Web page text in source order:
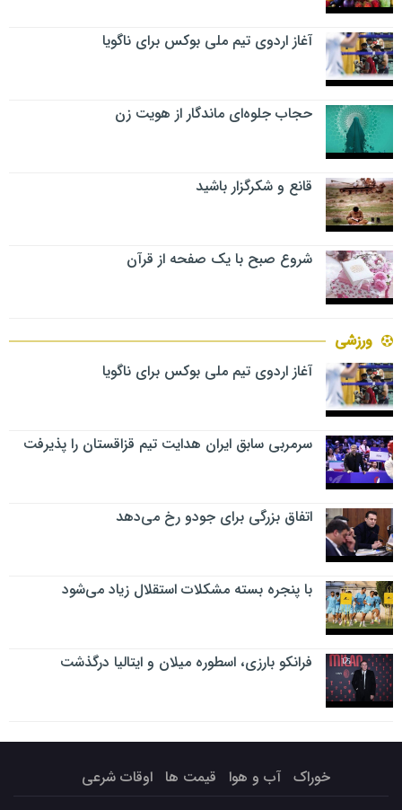
آغاز اردوی تیم ملی بوکس برای ناگویا
حجاب جلوه‌ای ماندگار از هویت زن
قانع و شکرگزار باشید
شروع صبح با یک صفحه از قرآن
ورزشی
آغاز اردوی تیم ملی بوکس برای ناگویا
سرمربی سابق ایران هدایت تیم قزاقستان را پذیرفت
اتفاق بزرگی برای جودو رخ می‌دهد
با پنجره بسته مشکلات استقلال زیاد می‌شود
فرانکو بارزی، اسطوره میلان و ایتالیا درگذشت
خوراک آب و هوا قیمت ها اوقات شرعی